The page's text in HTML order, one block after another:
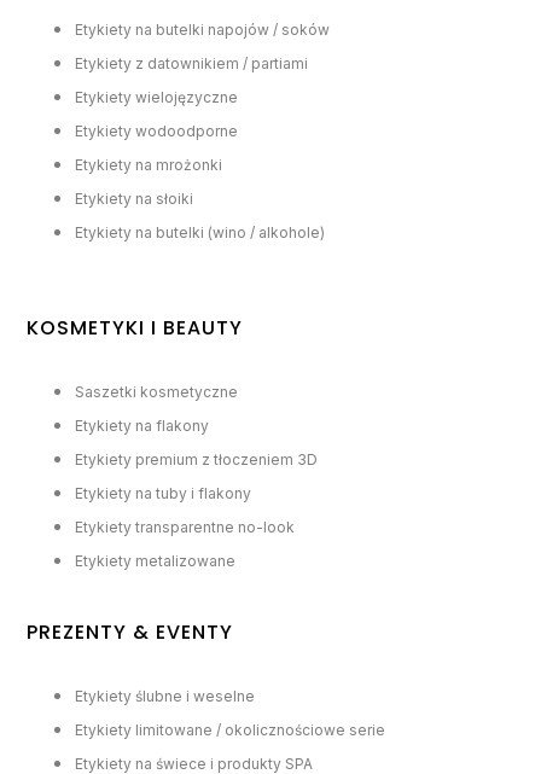
Etykiety na butelki napojów / soków
Etykiety z datownikiem / partiami
Etykiety wielojęzyczne
Etykiety wodoodporne
Etykiety na mrożonki
Etykiety na słoiki
Etykiety na butelki (wino / alkohole)
KOSMETYKI I BEAUTY
Saszetki kosmetyczne
Etykiety na flakony
Etykiety premium z tłoczeniem 3D
Etykiety na tuby i flakony
Etykiety transparentne no-look
Etykiety metalizowane
PREZENTY & EVENTY
Etykiety ślubne i weselne
Etykiety limitowane / okolicznościowe serie
Etykiety na świece i produkty SPA